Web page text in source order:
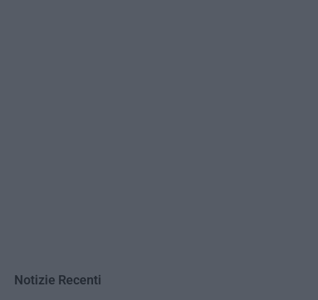
Notizie Recenti